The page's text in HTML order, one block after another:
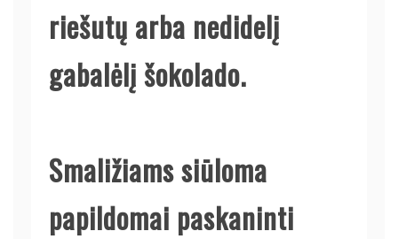
riešutų arba nedidelį
gabalėlį šokolado.
Smaližiams siūloma
papildomai paskaninti